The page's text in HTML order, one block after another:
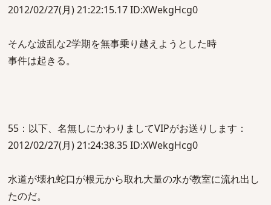
2012/02/27(月) 21:22:15.17 ID:XWekgHcg0
そんな波乱な2学期を無事乗り越えようとした時
事件は起きる。
55：以下、名無しにかわりましてVIPがお送りします：
2012/02/27(月) 21:24:38.35 ID:XWekgHcg0
水道が壊れ蛇口が根元から取れ大量の水が教室に流れ出し
たのだ。